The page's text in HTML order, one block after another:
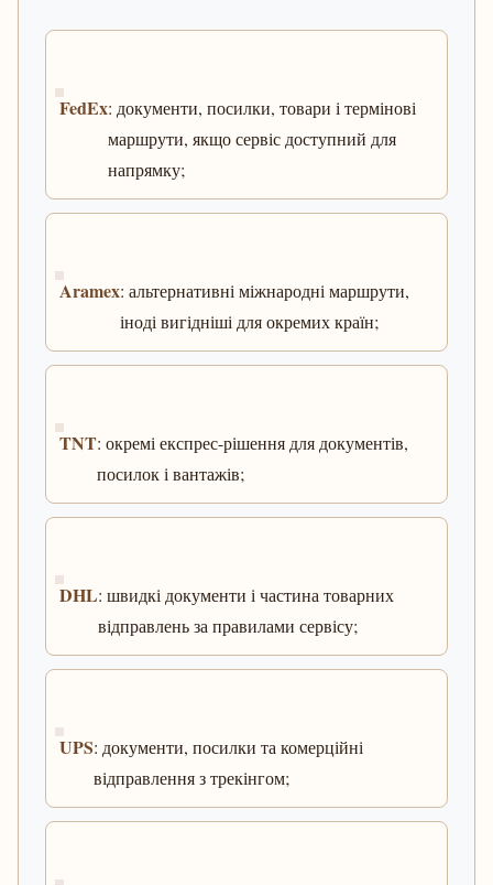
FedEx: документи, посилки, товари і термінові
маршрути, якщо сервіс доступний для
напрямку;
Aramex: альтернативні міжнародні маршрути,
іноді вигідніші для окремих країн;
TNT: окремі експрес-рішення для документів,
посилок і вантажів;
DHL: швидкі документи і частина товарних
відправлень за правилами сервісу;
UPS: документи, посилки та комерційні
відправлення з трекінгом;